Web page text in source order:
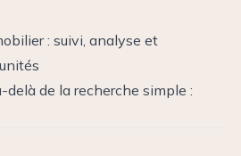
: suivi, analyse et
de la recherche simple :